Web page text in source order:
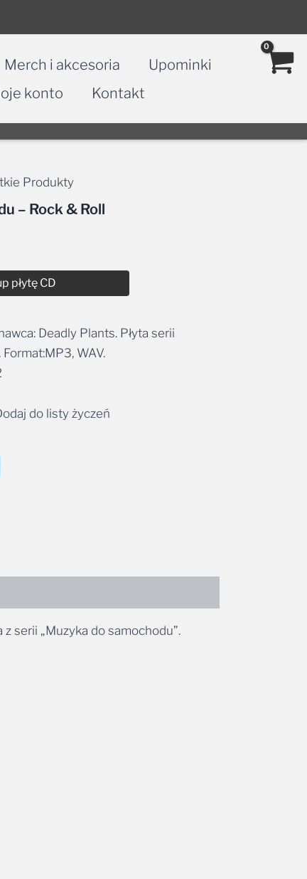
Merch i akcesoria
Upominki
konto Kontakt
Produkty
– Rock & Roll
płytę CD
Deadly Plants. Płyta serii
WAV.
do listy życzeń
Share
serii „Muzyka do samochodu”.